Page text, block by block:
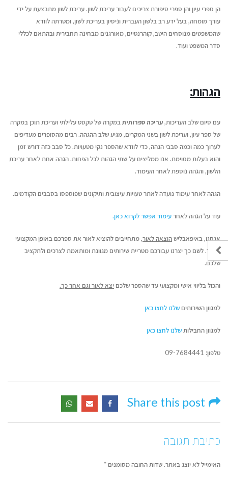
הן ספרי עיון והן ספרי סיפורת צריכים לעבור עריכת לשון. עריכת לשון מתבצעת על ידי
עורך מומחה, בעל ידע רב בלשון העברית וניסיון בעריכת לשון, ומטרתה לוודא
שהמשפטים מנוסחים היטב, קוהרנטיים, מאורגנים מבחינה תחבירית ובהתאם לכללי
סדר המשפט ועוד.
הגהות:
עם סיום שלב העריכות,עריכה ספרותית במקרה של טקסט עלילתי ועריכת תוכן במקרה
של ספר עיון, ועריכת לשון בשני המקרים, מגיע שלב ההגהה. רבים מהסופרים מעדיפים
לערוך כמה וכמה סבבי הגהה, כדי לוודא שהספר נקי מטעויות. כל סבב כזה דורש זמן
והוא בעלות מסוימת. אנו ממליצים על שתי הגהות לכל הפחות. הגהה אחת לאחר עריכת
הלשון, והגהה נוספת לאחר העימוד.
הגהה לאחר עימוד נועדה לאתר טעויות עיצובית ותיקונים שפוספסו בסבבים הקודמים.
עוד על הגהה לאחרעימוד אפשר לקרוא כאן.
אנחנו, באיפאבלישהוצאה לאור,מתחייבים להוציא לאור את ספרכם באופן המקצועי
ביותר. לשם כך יצרנו עבורכם מטריית שירותים מגוונת ומותאמת לצרכים ולתקציב
שלכם.
והכול בליווי אישי ומקצועי עד שהספר שלכם יצא לאור וגם אחר כך.
למגוון השירותים שלנו לחצו כאן
למגוון החבילות שלנו לחצו כאן
טלפון: 09-7684441
Share this post
כתיבת תגובה
האימייל לא יוצג באתר.שדות החובה מסומנים *